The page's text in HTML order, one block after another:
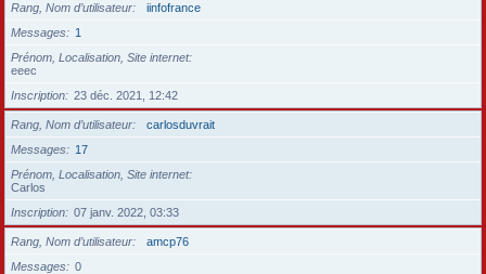
Rang, Nom d’utilisateur
iinfofrance
Messages
1
Prénom, Localisation, Site internet
eeec
Inscription
23 déc. 2021, 12:42
Rang, Nom d’utilisateur
carlosduvrait
Messages
17
Prénom, Localisation, Site internet
Carlos
Inscription
07 janv. 2022, 03:33
Rang, Nom d’utilisateur
amcp76
Messages
0